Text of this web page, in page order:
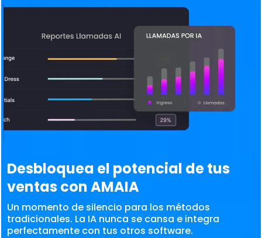
Desbloquea el potencial de tus
ventas con AMAIA
Un momento de silencio para los métodos
tradicionales. La IA nunca se cansa e integra
perfectamente con tus otros software.